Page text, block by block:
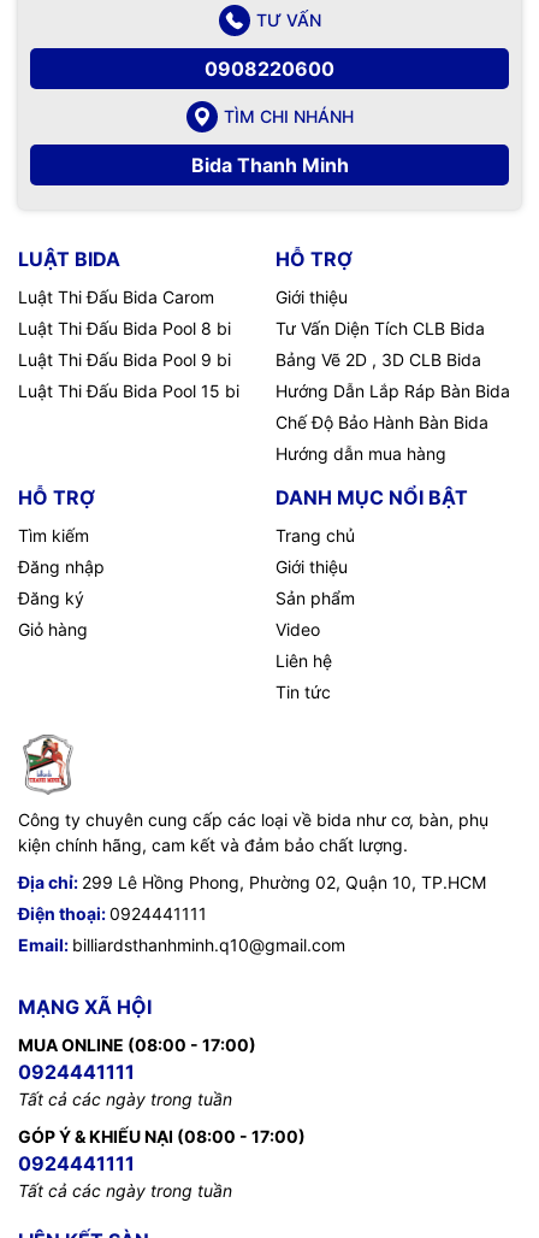
TƯ VẤN
0908220600
TÌM CHI NHÁNH
Bida Thanh Minh
LUẬT BIDA
Luật Thi Đấu Bida Carom
Luật Thi Đấu Bida Pool 8 bi
Luật Thi Đấu Bida Pool 9 bi
Luật Thi Đấu Bida Pool 15 bi
HỖ TRỢ
Giới thiệu
Tư Vấn Diện Tích CLB Bida
Bảng Vẽ 2D , 3D CLB Bida
Hướng Dẫn Lắp Ráp Bàn Bida
Chế Độ Bảo Hành Bàn Bida
Hướng dẫn mua hàng
HỖ TRỢ
Tìm kiếm
Đăng nhập
Đăng ký
Giỏ hàng
DANH MỤC NỔI BẬT
Trang chủ
Giới thiệu
Sản phẩm
Video
Liên hệ
Tin tức
Công ty chuyên cung cấp các loại về bida như cơ, bàn, phụ
kiện chính hãng, cam kết và đảm bảo chất lượng.
Địa chỉ: 299 Lê Hồng Phong, Phường 02, Quận 10, TP.HCM
Điện thoại:0924441111
Email: billiardsthanhminh.q10@gmail.com
MẠNG XÃ HỘI
MUA ONLINE (08:00 - 17:00)
0924441111
Tất cả các ngày trong tuần
GÓP Ý & KHIẾU NẠI (08:00 - 17:00)
0924441111
Tất cả các ngày trong tuần